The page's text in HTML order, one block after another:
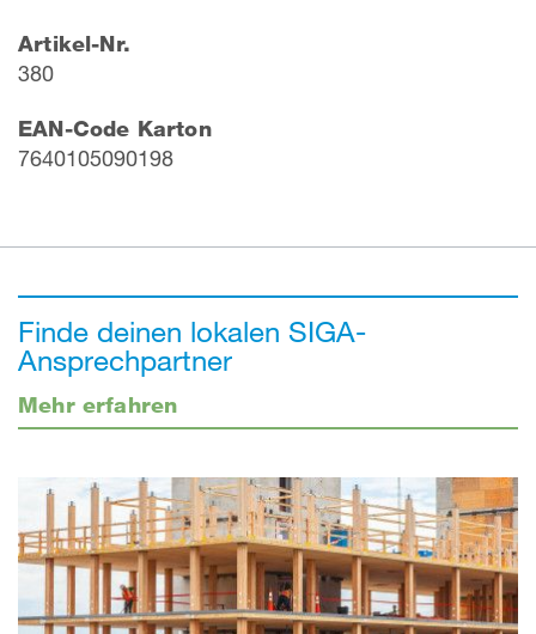
Artikel-Nr.
380
EAN-Code Karton
7640105090198
Finde deinen lokalen SIGA-
Ansprechpartner
Mehr erfahren